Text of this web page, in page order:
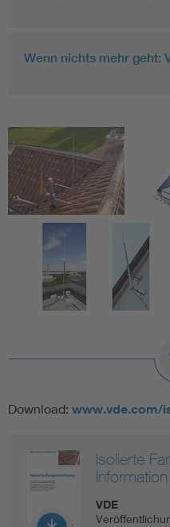
Wenn nichts mehr geht:
Download: www.vde.com/
Isolierte
VDE